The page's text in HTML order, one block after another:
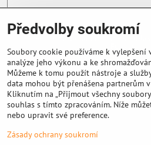
Přejete si načíst
Povolit a zapamatovat -
Funkční
Důležité info
Předvolby soukromí
Soubory cookie používáme k vylepšení
analýze jeho výkonu a ke
Můžeme k tomu použít nástroje a
data mohou být přenášena partnerům v
Kliknutím na „Přijmout všechny
souhlas s tímto zpracováním. Níže
nebo upravit své preference.
Zásady ochrany soukromí